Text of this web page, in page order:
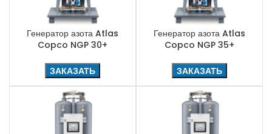
Генератор азота Atlas
Copco NGP 30+
ЗАКАЗАТЬ
Генератор азота Atlas
Copco NGP 35+
ЗАКАЗАТЬ